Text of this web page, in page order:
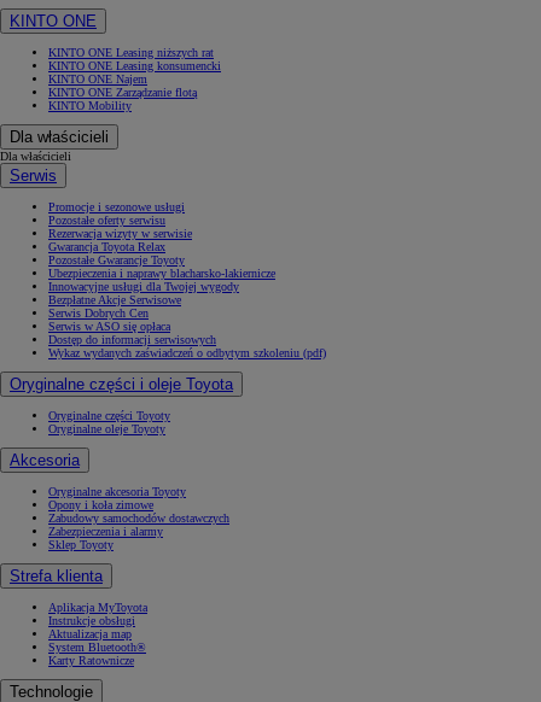
KINTO ONE
KINTO ONE Leasing niższych rat
KINTO ONE Leasing konsumencki
KINTO ONE Najem
KINTO ONE Zarządzanie flotą
KINTO Mobility
Dla właścicieli
Dla właścicieli
Serwis
Promocje i sezonowe usługi
Pozostałe oferty serwisu
Rezerwacja wizyty w serwisie
Gwarancja Toyota Relax
Pozostałe Gwarancje Toyoty
Ubezpieczenia i naprawy blacharsko-lakiernicze
Innowacyjne usługi dla Twojej wygody
Bezpłatne Akcje Serwisowe
Serwis Dobrych Cen
Serwis w ASO się opłaca
Dostęp do informacji serwisowych
Wykaz wydanych zaświadczeń o odbytym szkoleniu (pdf)
Oryginalne części i oleje Toyota
Oryginalne części Toyoty
Oryginalne oleje Toyoty
Akcesoria
Oryginalne akcesoria Toyoty
Opony i koła zimowe
Zabudowy samochodów dostawczych
Zabezpieczenia i alarmy
Sklep Toyoty
Strefa klienta
Aplikacja MyToyota
Instrukcje obsługi
Aktualizacja map
System Bluetooth®
Karty Ratownicze
Technologie